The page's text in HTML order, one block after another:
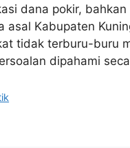
dana pokir,
asal Kabupaten
tidak terburu-buru
dipahami